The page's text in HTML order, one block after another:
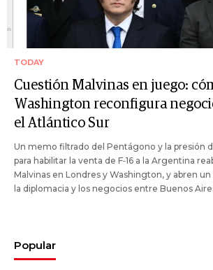
TODAY
Cuestión Malvinas en juego:
Washington reconfigura
el Atlántico Sur
Un memo filtrado del Pentágono y la presión
para habilitar la venta de F‑16 a la Argentina
Malvinas en Londres y Washington, y abren
la diplomacia y los negocios entre Buenos
Popular